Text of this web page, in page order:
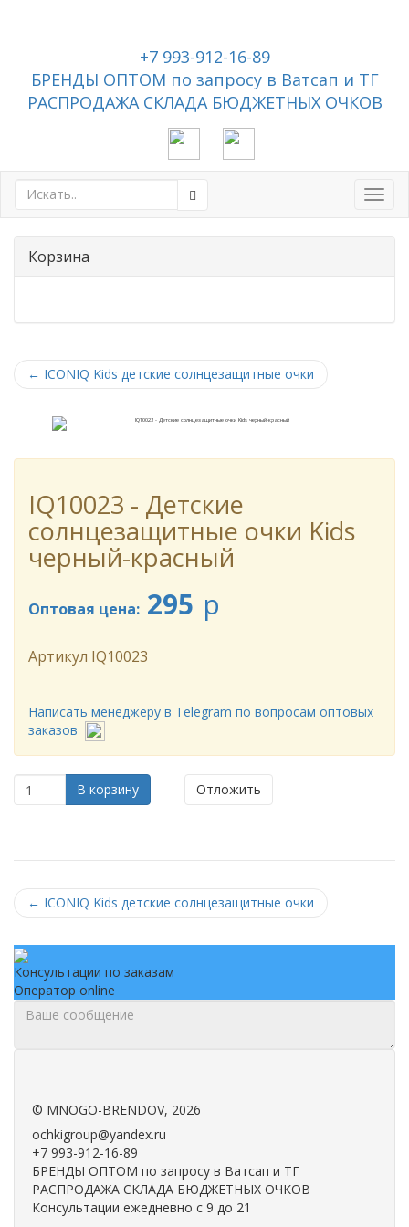
+7 993-912-16-89
БРЕНДЫ ОПТОМ по запросу в Ватсап и ТГ
РАСПРОДАЖА СКЛАДА БЮДЖЕТНЫХ ОЧКОВ
Корзина
← ICONIQ Kids детские солнцезащитные очки
IQ10023 - Детские
солнцезащитные очки Kids
черный-красный
Оптовая цена: 295 p
Артикул IQ10023
Написать менеджеру в Telegram по вопросам оптовых
заказов
В корзину Отложить
← ICONIQ Kids детские солнцезащитные очки
Консультации по заказам
Оператор online
© MNOGO-BRENDOV, 2026
ochkigroup@yandex.ru
+7 993-912-16-89
БРЕНДЫ ОПТОМ по запросу в Ватсап и ТГ
РАСПРОДАЖА СКЛАДА БЮДЖЕТНЫХ ОЧКОВ
Консультации ежедневно с 9 до 21